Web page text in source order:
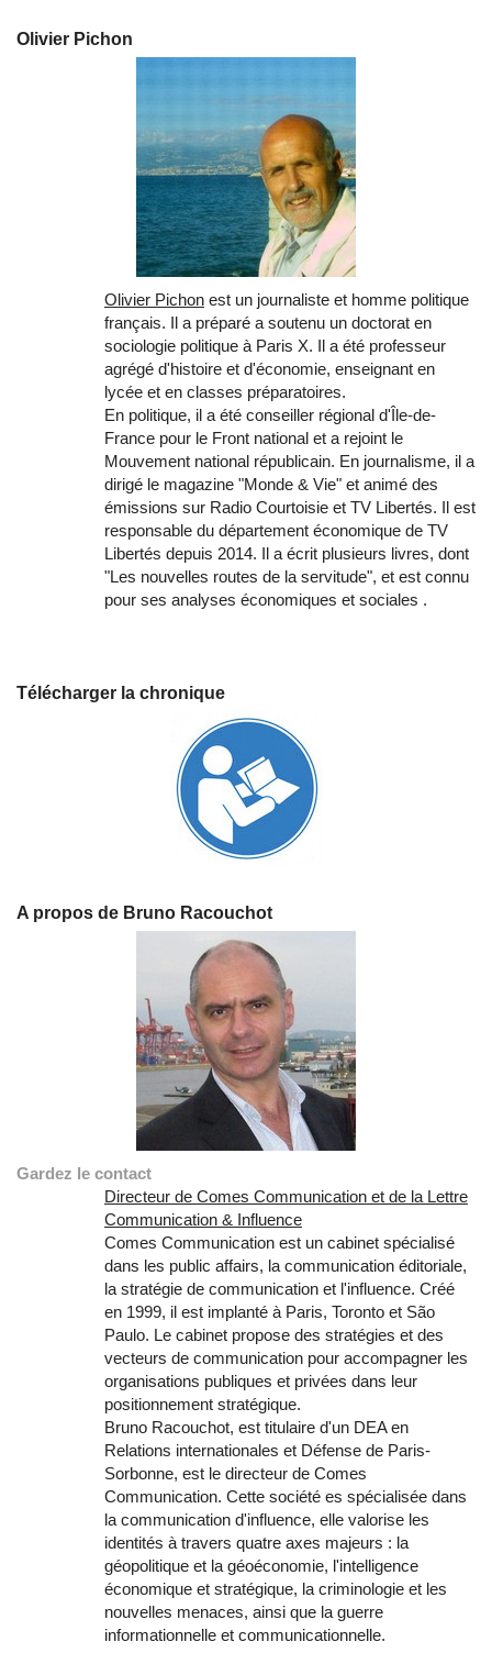
Olivier Pichon
Olivier Pichon est un journaliste et homme politique
français. Il a préparé a soutenu un doctorat en
sociologie politique à Paris X. Il a été professeur
agrégé d'histoire et d'économie, enseignant en
lycée et en classes préparatoires.
En politique, il a été conseiller régional d'Île-de-
France pour le Front national et a rejoint le
Mouvement national républicain. En journalisme, il a
dirigé le magazine "Monde & Vie" et animé des
émissions sur Radio Courtoisie et TV Libertés. Il est
responsable du département économique de TV
Libertés depuis 2014. Il a écrit plusieurs livres, dont
"Les nouvelles routes de la servitude", et est connu
pour ses analyses économiques et sociales .
Télécharger la chronique
A propos de Bruno Racouchot
Gardez le contact
Directeur de Comes Communication et de la Lettre
Communication & Influence
Comes Communication est un cabinet spécialisé
dans les public affairs, la communication éditoriale,
la stratégie de communication et l'influence. Créé
en 1999, il est implanté à Paris, Toronto et São
Paulo. Le cabinet propose des stratégies et des
vecteurs de communication pour accompagner les
organisations publiques et privées dans leur
positionnement stratégique.
Bruno Racouchot, est titulaire d'un DEA en
Relations internationales et Défense de Paris-
Sorbonne, est le directeur de Comes
Communication. Cette société es spécialisée dans
la communication d'influence, elle valorise les
identités à travers quatre axes majeurs : la
géopolitique et la géoéconomie, l'intelligence
économique et stratégique, la criminologie et les
nouvelles menaces, ainsi que la guerre
informationnelle et communicationnelle.